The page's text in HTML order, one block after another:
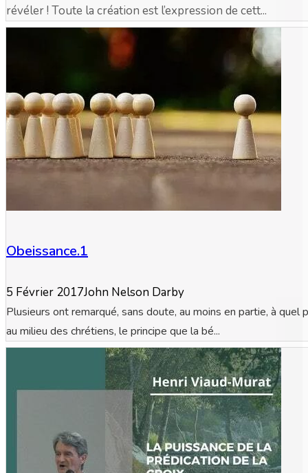
révéler ! Toute la création est l’expression de cett...
Obeissance.1
5 Février 2017John Nelson Darby
Plusieurs ont remarqué, sans doute, au moins en partie, à quel
au milieu des chrétiens, le principe que la bé...